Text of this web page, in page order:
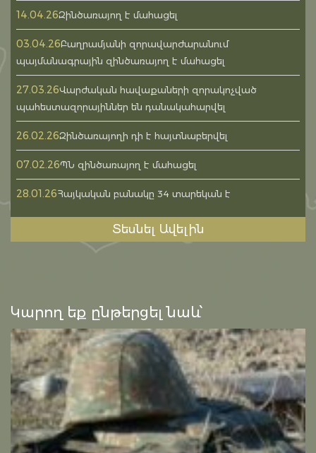
14.04.26Զինծառայող է մահացել
03.04.26Բաղրամյանի զորավարժարանում
պայմանագրային զինծառայող է մահացել
27.03.26Վարժական հավաքաների զորակոչված
պահեստազորայիններ են դանակահարվել
26.02.26Զինծառայողի դի է հայտնաբերվել
07.02.26ՊՆ զինծառայող է մահացել
28.01.26Հայկական բանակը 34 տարեկան է
Տեսնել Ավելին
Կարող եք ընթերցել նաև՝